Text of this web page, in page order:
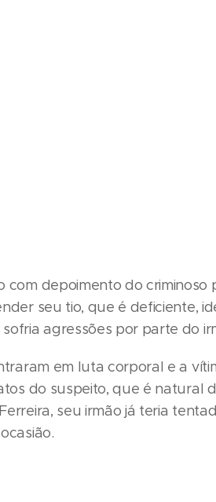
com depoimento do criminoso
seu tio, que é deficiente,
agressões por parte do
em luta corporal e a
do suspeito, que é natural
seu irmão já teria